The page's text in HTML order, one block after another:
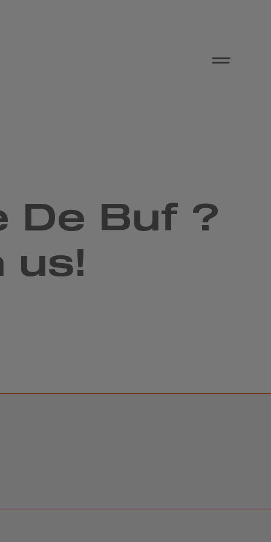
De Buf ?
us!